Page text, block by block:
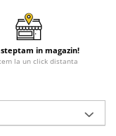
in magazin!
la un click distanta